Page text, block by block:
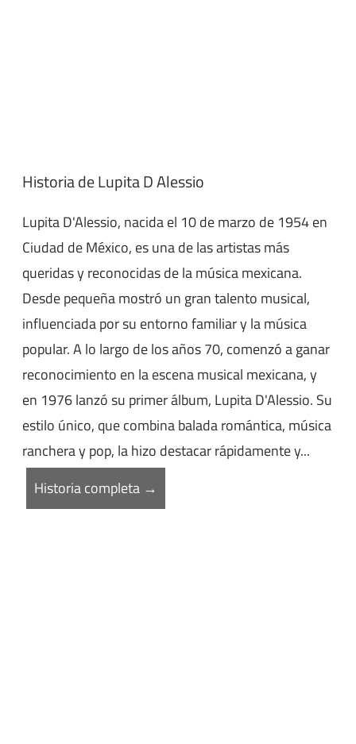
Historia de Lupita D Alessio
Lupita D'Alessio, nacida el 10 de marzo de 1954 en
Ciudad de México, es una de las artistas más
queridas y reconocidas de la música mexicana.
Desde pequeña mostró un gran talento musical,
influenciada por su entorno familiar y la música
popular. A lo largo de los años 70, comenzó a ganar
reconocimiento en la escena musical mexicana, y
en 1976 lanzó su primer álbum, Lupita D'Alessio. Su
estilo único, que combina balada romántica, música
ranchera y pop, la hizo destacar rápidamente y...
Historia completa →